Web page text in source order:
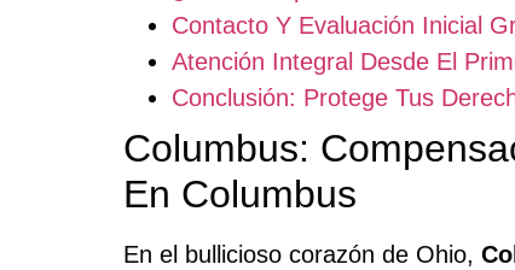
Contacto Y Evaluación Inicial
Atención Integral Desde El
Conclusión: Protege Tus
Columbus:
En Columbus
En el bullicioso corazón de Ohio,